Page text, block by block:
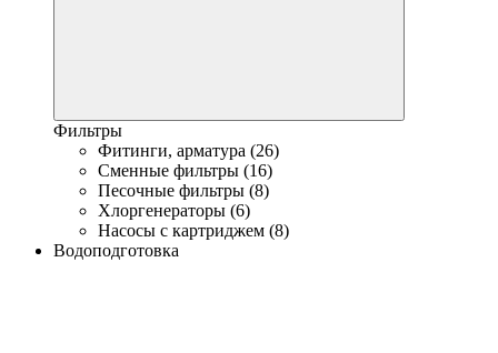
Фильтры
Фитинги, арматура (26)
Сменные фильтры (16)
Песочные фильтры (8)
Хлоргенераторы (6)
Насосы с картриджем (8)
Водоподготовка